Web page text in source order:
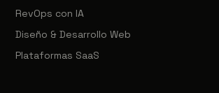
RevOps con IA
Diseño & Desarrollo Web
Plataformas SaaS